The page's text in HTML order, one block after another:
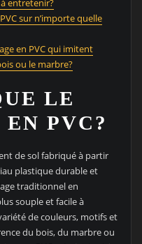
à entretenir?
sur n’importe quelle
en PVC qui imitent
ou le marbre?
LE
PVC?
de sol fabriqué à partir
plastique durable et
traditionnel en
souple et facile à
de couleurs, motifs et
du bois, du marbre ou